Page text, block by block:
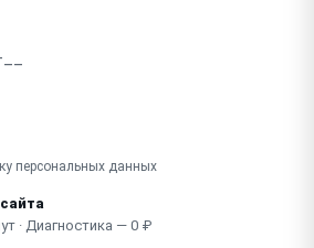
персональных данных
· Диагностика — 0 ₽